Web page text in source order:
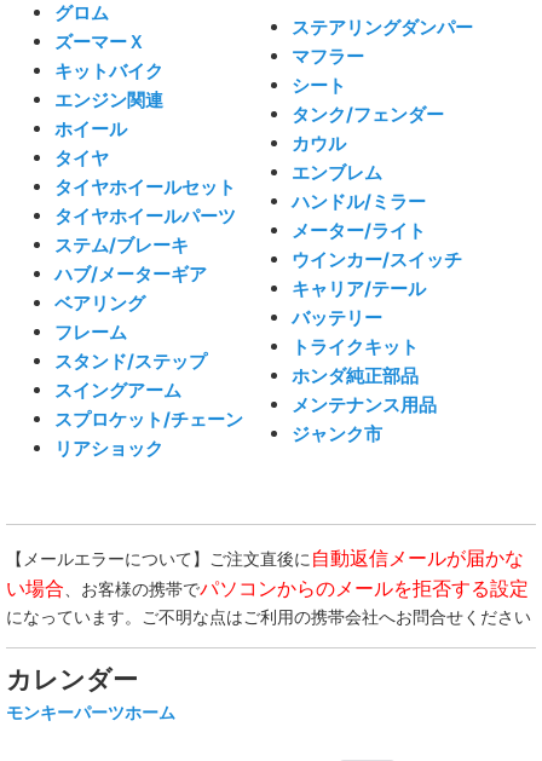
グロム
ズーマーＸ
キットバイク
エンジン関連
ホイール
タイヤ
タイヤホイールセット
タイヤホイールパーツ
ステム/ブレーキ
ハブ/メーターギア
ベアリング
フレーム
スタンド/ステップ
スイングアーム
スプロケット/チェーン
リアショック
ステアリングダンパー
マフラー
シート
タンク/フェンダー
カウル
エンブレム
ハンドル/ミラー
メーター/ライト
ウインカー/スイッチ
キャリア/テール
バッテリー
トライクキット
ホンダ純正部品
メンテナンス用品
ジャンク市
【メールエラーについて】ご注文直後に 自動返信メールが届かな
い場合 、お客様の携帯でパソコンからのメールを拒否する設定
になっています。ご不明な点はご利用の携帯会社へお問合せください
カレンダー
モンキーパーツホーム